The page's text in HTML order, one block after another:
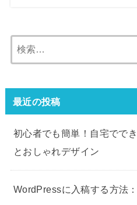
最近の投稿
初心者でも簡単！自宅でで
とおしゃれデザイン
WordPressに入稿する方法